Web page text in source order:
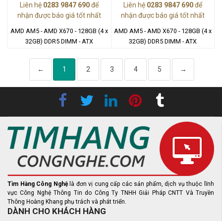
Liên hệ 0283 9847 690để
nhận được báo giá tốt nhất
AMD AM5 - AMD X670 - 128GB (4 x
32GB) DDR5 DIMM - ATX
Liên hệ 0283 9847 690để
nhận được báo giá tốt nhất
AMD AM5 - AMD X670 - 128GB (4 x
32GB) DDR5 DIMM - ATX
← 1 2 3 4 5 →
Tìm Hàng Công Nghệ là đơn vị cung cấp các sản phẩm, dịch vụ thuộc lĩnh
vực Công Nghệ Thông Tin do Công Ty TNHH Giải Pháp CNTT Và Truyền
Thông Hoàng Khang phụ trách và phát triển.
DÀNH CHO KHÁCH HÀNG